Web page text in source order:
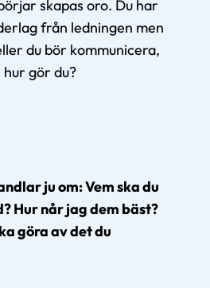
skapas oro. Du har
från ledningen men
du bör kommunicera,
hur gör du?
ju om: Vem ska du
Hur når jag dem bäst?
göra av det du